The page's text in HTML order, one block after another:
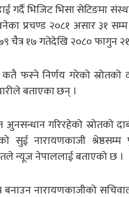
गर्दै भिजिट भिसा सेटिङमा
प्रचण्ड २०८१ असार ३१ सम्म
चैत्र १७ गतेदेखि २०८० फागुन
फस्ने निर्णय गरेको
बताएका छन् ।
अुनसन्धान गरिरहेको स्रोतको
सुई नारायणकाजी
न्यूज नेपाललाई बताएको छ ।
नारायणकाजीको